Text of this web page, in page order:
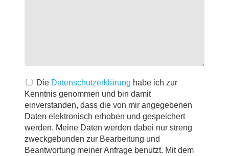
Die Datenschutzerklärung habe ich zur
Kenntnis genommen und bin damit
einverstanden, dass die von mir angegebenen
Daten elektronisch erhoben und gespeichert
werden. Meine Daten werden dabei nur streng
zweckgebunden zur Bearbeitung und
Beantwortung meiner Anfrage benutzt. Mit dem